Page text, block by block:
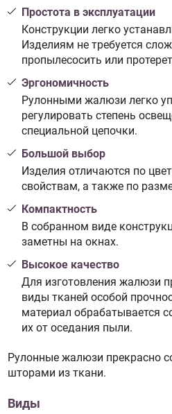
Простота в эксплуатации
Конструкции легко
Изделиям не требуется
пропылесосить или
Эргономичность
Рулонными жалюзи легко
регулировать степень
специальной цепочки.
Большой выбор
Изделия отличаются по
свойствам, а также по
Компактность
В собранном виде
заметны на окнах.
Высокое качество
Для изготовления жалюзи
виды тканей особой
материал обрабатывается
их от оседания пыли.
Рулонные жалюзи прекрасно
шторами из ткани.
Виды